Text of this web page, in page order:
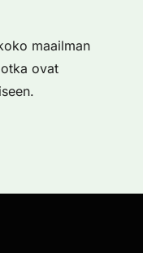
maailman
ovat